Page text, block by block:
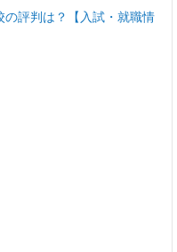
評判は？【入試・就職情